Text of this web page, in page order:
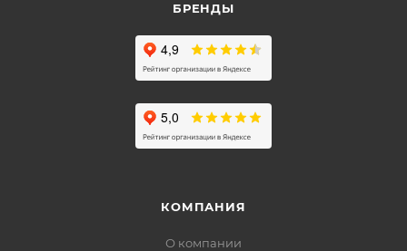
БРЕНДЫ
КОМПАНИЯ
О компании